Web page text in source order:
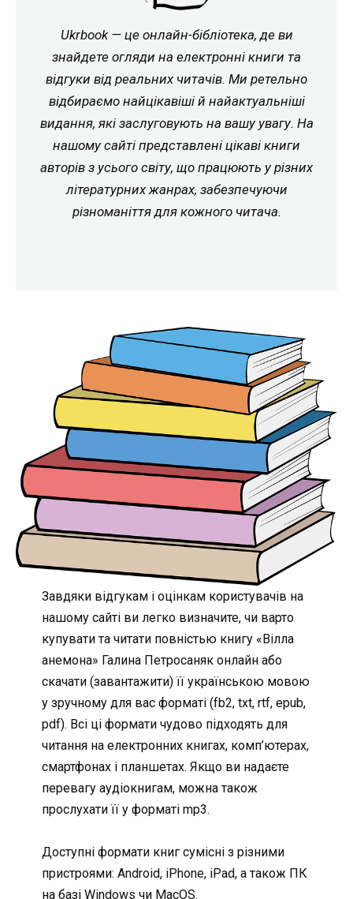
Ukrbook — це онлайн-бібліотека, де ви
знайдете огляди на електронні книги та
відгуки від реальних читачів. Ми ретельно
відбираємо найцікавіші й найактуальніші
видання, які заслуговують на вашу увагу. На
нашому сайті представлені цікаві книги
авторів з усього світу, що працюють у різних
літературних жанрах, забезпечуючи
різноманіття для кожного читача.
Завдяки відгукам і оцінкам користувачів на
нашому сайті ви легко визначите, чи варто
купувати та читати повністью книгу «Вілла
анемона» Галина Петросаняк онлайн або
скачати (завантажити) її українською мовою
у зручному для вас форматі (fb2, txt, rtf, epub,
pdf). Всі ці формати чудово підходять для
читання на електронних книгах, комп’ютерах,
смартфонах і планшетах. Якщо ви надаєте
перевагу аудіокнигам, можна також
прослухати її у форматі mp3.
Доступні формати книг сумісні з різними
пристроями: Android, iPhone, iPad, а також ПК
на базі Windows чи MacOS.